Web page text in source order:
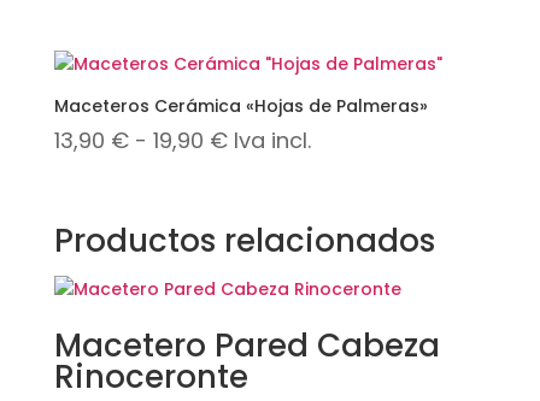
Maceteros Cerámica «Hojas de Palmeras»
13,90 € - 19,90 €Rango
desde
13,90 €
19,90 €
Iva incl.
Productos relacionados
Macetero Pared Cabeza
Rinoceronte